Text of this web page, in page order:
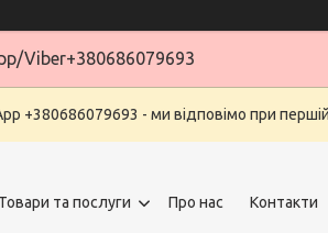
Viber+380686079693
+380686079693 - ми відповімо при
Товари та послуги Про нас Контакти